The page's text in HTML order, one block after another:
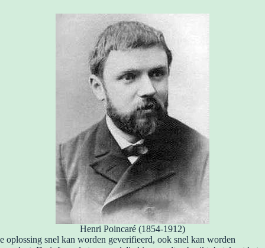
Henri Poincaré (1854-1912)
e oplossing snel kan worden geverifieerd, ook snel kan worden